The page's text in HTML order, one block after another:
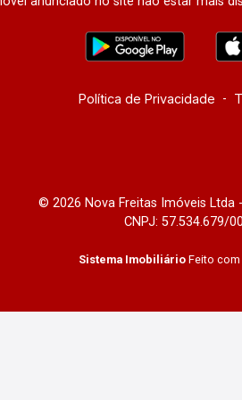
Política de Privacidade -
© 2026 Nova Freitas Imóveis Ltda -
CNPJ: 57.534.679/
Sistema Imobiliário Feito com